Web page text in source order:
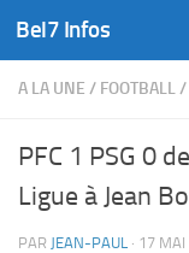
Skip to content
Bel7 Infos
A LA UNE / FOOTBALL/
PFC 1 PSG 0
Ligue à Jean
PAR JEAN-PAUL · 17